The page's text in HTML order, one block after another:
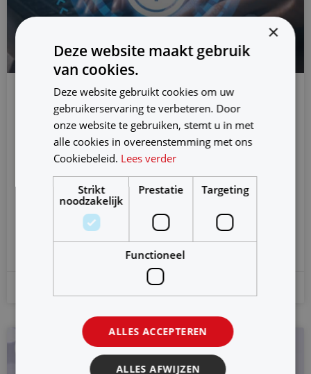
De belangrijkste trends op het
gebied van risicobeheer en
beveiliging voor 2023
De trends duiden op aanhoudende strategische
verschuivingen in de beveiligingsarchitectuur die nog
niet algemeen zijn erkend, maar die naar verwachting
Verder lezen
×
Deze website maakt gebruik
van cookies.
Deze website gebruikt cookies om uw
gebruikerservaring te verbeteren. Door
onze website te gebruiken, stemt u in met
alle cookies in overeenstemming met ons
Cookiebeleid. Lees verder
Strikt
noodzakelijk
Prestatie Targeting
Functioneel
ALLES ACCEPTEREN
ALLES AFWIJZEN